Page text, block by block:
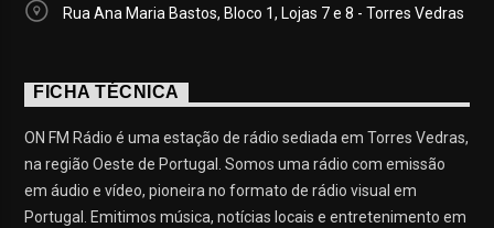
Rua Ana Maria Bastos, Bloco 1, Lojas 7 e 8 - Torres Vedras
FICHA TÉCNICA
ON FM Rádio é uma estação de rádio sediada em Torres Vedras,
na região Oeste de Portugal. Somos uma rádio com emissão
em áudio e vídeo, pioneira no formato de rádio visual em
Portugal. Emitimos música, notícias locais e entretenimento em